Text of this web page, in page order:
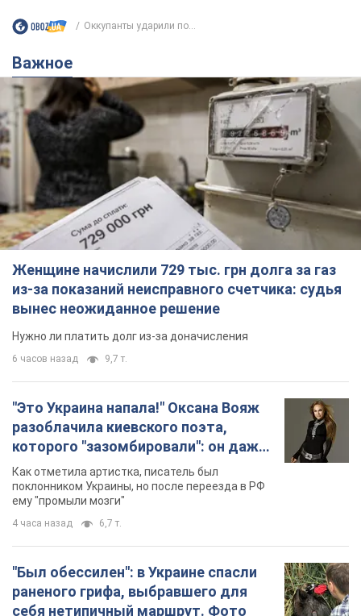
Оккупанты ударили по...
Важное
Женщине начислили 729 тыс. грн долга за газ
из-за показаний неисправного счетчика: судья
вынес неожиданное решение
Нужно ли платить долг из-за доначисления
6 часов назад 9,7 т.
"Это Украина напала!" Оксана Вояж
разоблачила киевского поэта,
которого "зазомбировали": он даже
русского не знал, а теперь хочет
геноцида украинцев
Как отметила артистка, писатель был
поклонником Украины, но после переезда в РФ
ему "промыли мозги"
4 часа назад 6,7 т.
"Был обессилен": в Украине спасли
раненого грифа, выбравшего для
себя нетипичный маршрут. Фото